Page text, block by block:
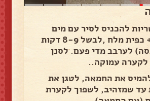
להכניס לסיר עם מים
רותחים + כפית מלח ,לבשל 8-9 דקות
לערבב מדי פעם. לסנן
לקערה עמוקה..
את החמאה, לטגן את
עד שמזהיב, לשפוך לקערת